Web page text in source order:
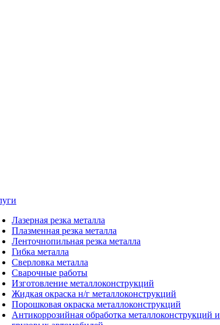
Лазерная резка металла
Плазменная резка металла
Ленточнопильная резка металла
Гибка металла
Сверловка металла
Сварочные работы
Изготовление металлоконструкций
Жидкая окраска н/г металлоконструкций
Порошковая окраска металлоконструкций
Антикоррозийная обработка металлоконструкций и